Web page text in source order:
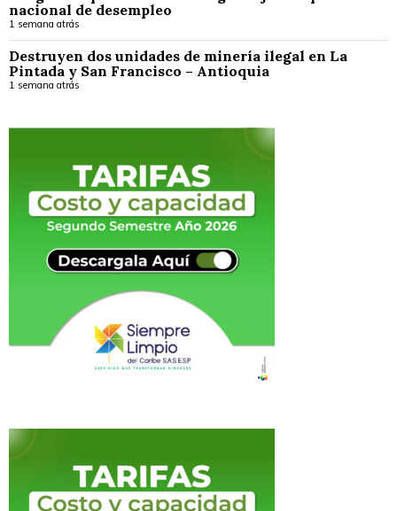
nacional de desempleo
1 semana atrás
Destruyen dos unidades de minería ilegal en La
Pintada y San Francisco – Antioquia
1 semana atrás